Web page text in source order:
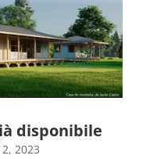
disponibile
2023